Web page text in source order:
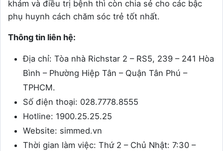
khám và điều trị bệnh thì còn chia sẻ cho các bậc
phụ huynh cách chăm sóc trẻ tốt nhất.
Thông tin liên hệ:
Địa chỉ: Tòa nhà Richstar 2 – RS5, 239 – 241 Hòa
Bình – Phường Hiệp Tân – Quận Tân Phú –
TPHCM.
Số điện thoại: 028.7778.8555
Hotline: 1900.25.25.25
Website: simmed.vn
Thời gian làm việc: Thứ 2 – Chủ Nhật: 7:30 –